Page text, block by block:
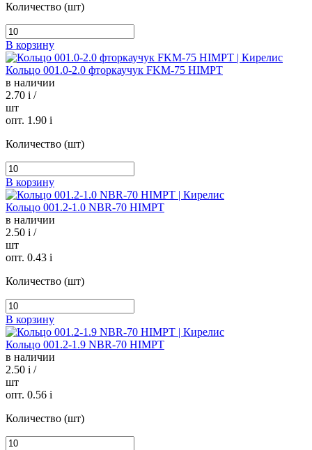
Количество (шт)
В корзину
Кольцо 001.0-2.0 фторкаучук FKM-75 HIMPT
в наличии
2.70 i /
шт
опт. 1.90 i
Количество (шт)
В корзину
Кольцо 001.2-1.0 NBR-70 HIMPT
в наличии
2.50 i /
шт
опт. 0.43 i
Количество (шт)
В корзину
Кольцо 001.2-1.9 NBR-70 HIMPT
в наличии
2.50 i /
шт
опт. 0.56 i
Количество (шт)